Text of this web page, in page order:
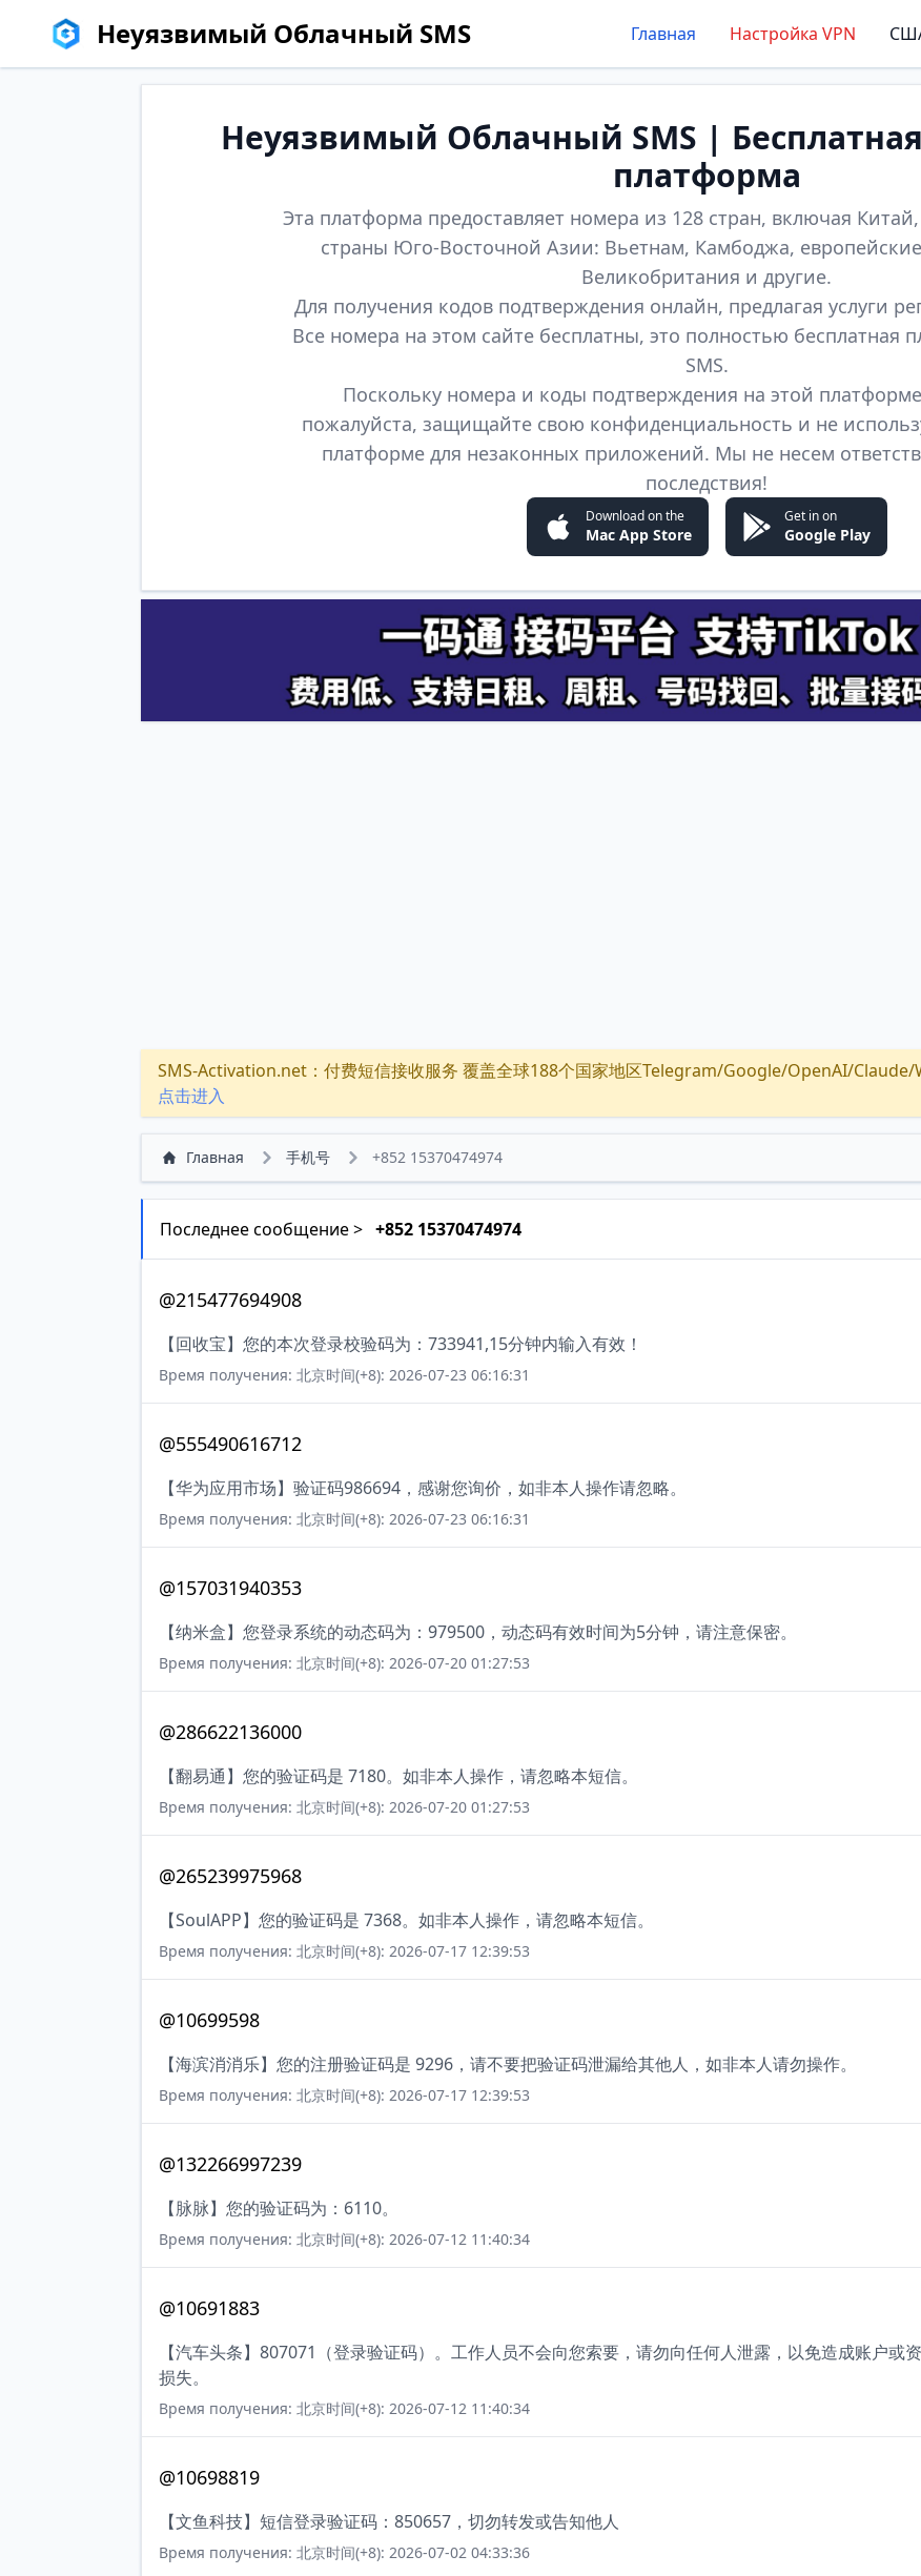
Неуязвимый Облачный SMS Главная Настройка VPN
Неуязвимый Облачный SMS | Бесплатная
платформа
Эта платформа предоставляет номера из 128 стран, включая
страны Юго-Восточной Азии: Вьетнам, Камбоджа,
Великобритания и другие.
Для получения кодов подтверждения онлайн, предлагая услуги
Все номера на этом сайте бесплатны, это полностью бесплатная
SMS.
Поскольку номера и коды подтверждения на этой
пожалуйста, защищайте свою конфиденциальность и не
платформе для незаконных приложений. Мы не несем
последствия!
Download on the
Mac App Store
Get in on
Google Play
SMS-Activation.net：付费短信接收服务 覆盖全球188个国家地区Telegram/Google/OpenAI/
点击进入
Главная 手机号 +852 15370474974
Последнее сообщение > +852 15370474974
@215477694908
【回收宝】您的本次登录校验码为：733941,15分钟内输入有效！
Время получения: 北京时间(+8): 2026-07-23 06:16:31
@555490616712
【华为应用市场】验证码986694，感谢您询价，如非本人操作请忽略。
Время получения: 北京时间(+8): 2026-07-23 06:16:31
@157031940353
【纳米盒】您登录系统的动态码为：979500，动态码有效时间为5分钟，请注意保密。
Время получения: 北京时间(+8): 2026-07-20 01:27:53
@286622136000
【翻易通】您的验证码是 7180。如非本人操作，请忽略本短信。
Время получения: 北京时间(+8): 2026-07-20 01:27:53
@265239975968
【SoulAPP】您的验证码是 7368。如非本人操作，请忽略本短信。
Время получения: 北京时间(+8): 2026-07-17 12:39:53
@10699598
【海滨消消乐】您的注册验证码是 9296，请不要把验证码泄漏给其他人，如非本人请勿操作。
Время получения: 北京时间(+8): 2026-07-17 12:39:53
@132266997239
【脉脉】您的验证码为：6110。
Время получения: 北京时间(+8): 2026-07-12 11:40:34
@10691883
【汽车头条】807071（登录验证码）。工作人员不会向您索要，请勿向任何人泄露，以免造成账户或
损失。
Время получения: 北京时间(+8): 2026-07-12 11:40:34
@10698819
【文鱼科技】短信登录验证码：850657，切勿转发或告知他人
Время получения: 北京时间(+8): 2026-07-02 04:33:36